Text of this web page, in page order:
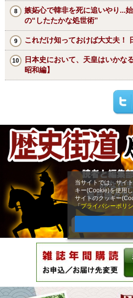
当サイトでは、サイ
キー(Cookie)を使用し
サイトのクッキー
「プライバシーポリ
嫉妬心で韓非を死に追いやり...
の“したたかな処世術”
これだけ知っておけば大丈夫！
日本史において、天皇はいかな
昭和編】